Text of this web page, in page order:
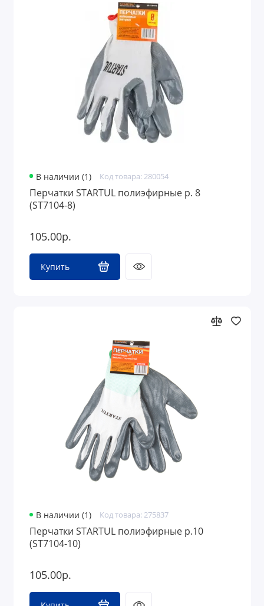
В наличии (1) Код товара: 280054
Перчатки STARTUL полиэфирные р. 8
(ST7104-8)
105.00р.
Купить
В наличии (1) Код товара: 275837
Перчатки STARTUL полиэфирные р.10
(ST7104-10)
105.00р.